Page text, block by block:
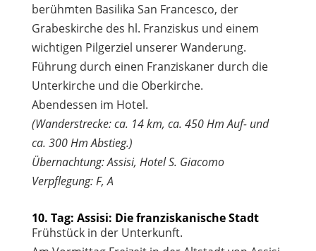
berühmten Basilika San Francesco, der
Grabeskirche des hl. Franziskus und einem
wichtigen Pilgerziel unserer Wanderung.
Führung durch einen Franziskaner durch die
Unterkirche und die Oberkirche.
Abendessen im Hotel.
(Wanderstrecke: ca. 14 km, ca. 450 Hm Auf- und
ca. 300 Hm Abstieg.)
Übernachtung: Assisi, Hotel S. Giacomo
Verpflegung: F, A
10. Tag: Assisi: Die franziskanische Stadt
Frühstück in der Unterkunft.